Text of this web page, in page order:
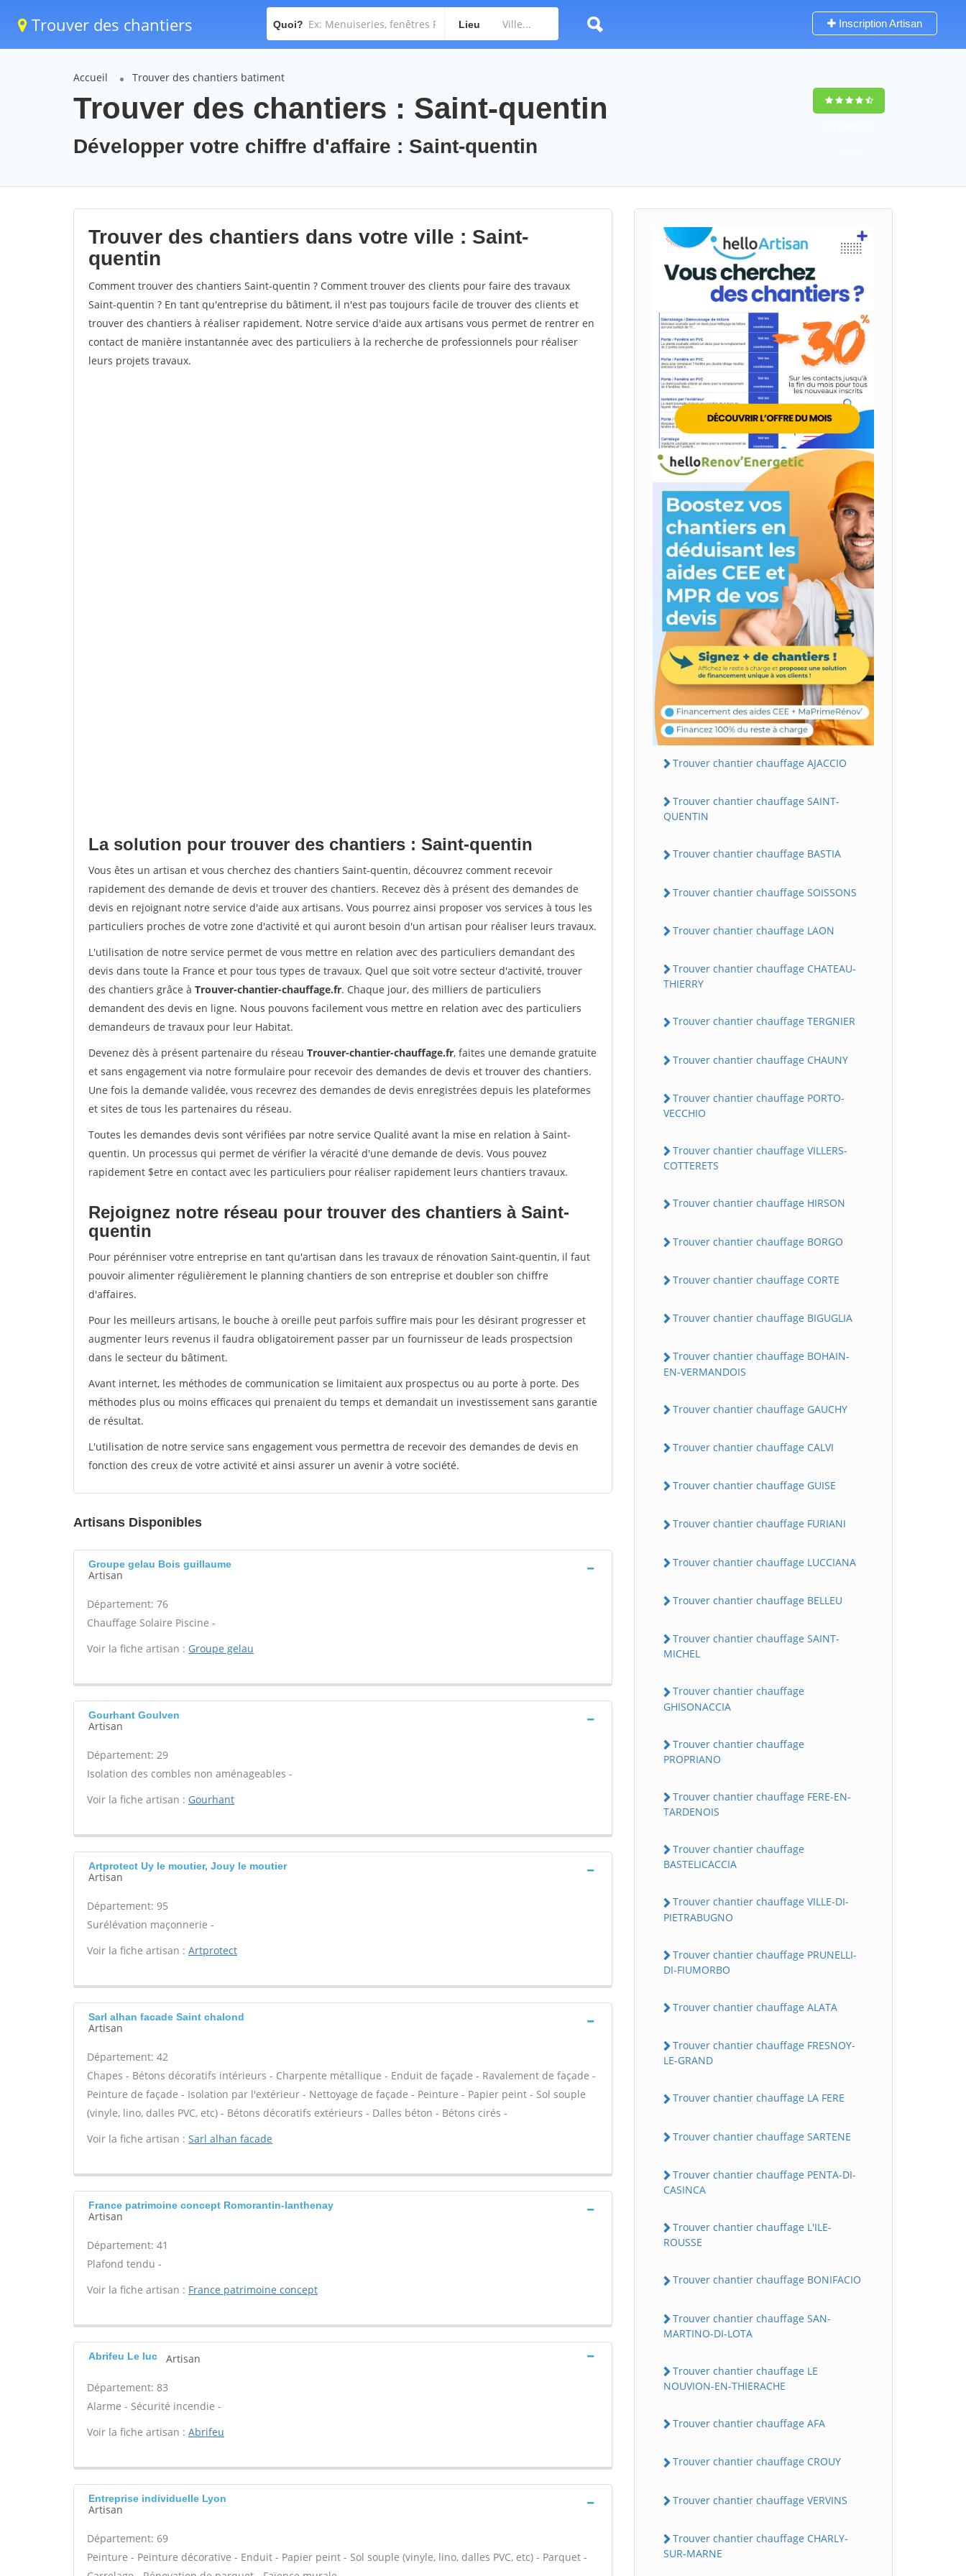
Trouver des chantiers Quoi? Lieu Inscription Artisan
Accueil Trouver des chantiers batiment
Trouver des chantiers : Saint-quentin
Développer votre chiffre d'affaire : Saint-quentin
Trouver des chantiers dans votre ville : Saint-
quentin
Comment trouver des chantiers Saint-quentin ? Comment trouver des clients pour faire des travaux
Saint-quentin ? En tant qu'entreprise du bâtiment, il n'est pas toujours facile de trouver des clients et
trouver des chantiers à réaliser rapidement. Notre service d'aide aux artisans vous permet de rentrer en
contact de manière instantannée avec des particuliers à la recherche de professionnels pour réaliser
leurs projets travaux.
La solution pour trouver des chantiers : Saint-quentin
Vous êtes un artisan et vous cherchez des chantiers Saint-quentin, découvrez comment recevoir
rapidement des demande de devis et trouver des chantiers. Recevez dès à présent des demandes de
devis en rejoignant notre service d'aide aux artisans. Vous pourrez ainsi proposer vos services à tous les
particuliers proches de votre zone d'activité et qui auront besoin d'un artisan pour réaliser leurs travaux.
L'utilisation de notre service permet de vous mettre en relation avec des particuliers demandant des
devis dans toute la France et pour tous types de travaux. Quel que soit votre secteur d'activité, trouver
des chantiers grâce à Trouver-chantier-chauffage.fr. Chaque jour, des milliers de particuliers
demandent des devis en ligne. Nous pouvons facilement vous mettre en relation avec des particuliers
demandeurs de travaux pour leur Habitat.
Devenez dès à présent partenaire du réseau Trouver-chantier-chauffage.fr, faites une demande gratuite
et sans engagement via notre formulaire pour recevoir des demandes de devis et trouver des chantiers.
Une fois la demande validée, vous recevrez des demandes de devis enregistrées depuis les plateformes
et sites de tous les partenaires du réseau.
Toutes les demandes devis sont vérifiées par notre service Qualité avant la mise en relation à Saint-
quentin. Un processus qui permet de vérifier la véracité d'une demande de devis. Vous pouvez
rapidement $etre en contact avec les particuliers pour réaliser rapidement leurs chantiers travaux.
Rejoignez notre réseau pour trouver des chantiers à Saint-
quentin
Pour pérénniser votre entreprise en tant qu'artisan dans les travaux de rénovation Saint-quentin, il faut
pouvoir alimenter régulièrement le planning chantiers de son entreprise et doubler son chiffre
d'affaires.
Pour les meilleurs artisans, le bouche à oreille peut parfois suffire mais pour les désirant progresser et
augmenter leurs revenus il faudra obligatoirement passer par un fournisseur de leads prospectsion
dans le secteur du bâtiment.
Avant internet, les méthodes de communication se limitaient aux prospectus ou au porte à porte. Des
méthodes plus ou moins efficaces qui prenaient du temps et demandait un investissement sans garantie
de résultat.
L'utilisation de notre service sans engagement vous permettra de recevoir des demandes de devis en
fonction des creux de votre activité et ainsi assurer un avenir à votre société.
Artisans Disponibles
Groupe gelau Bois guillaume
Artisan
Département: 76
Chauffage Solaire Piscine -
Voir la fiche artisan : Groupe gelau
Gourhant Goulven
Artisan
Département: 29
Isolation des combles non aménageables -
Voir la fiche artisan : Gourhant
Artprotect Uy le moutier, Jouy le moutier
Artisan
Département: 95
Surélévation maçonnerie -
Voir la fiche artisan : Artprotect
Sarl alhan facade Saint chalond
Artisan
Département: 42
Chapes - Bétons décoratifs intérieurs - Charpente métallique - Enduit de façade - Ravalement de façade -
Peinture de façade - Isolation par l'extérieur - Nettoyage de façade - Peinture - Papier peint - Sol souple
(vinyle, lino, dalles PVC, etc) - Bétons décoratifs extérieurs - Dalles béton - Bétons cirés -
Voir la fiche artisan : Sarl alhan facade
France patrimoine concept Romorantin-lanthenay
Artisan
Département: 41
Plafond tendu -
Voir la fiche artisan : France patrimoine concept
Abrifeu Le luc Artisan
Département: 83
Alarme - Sécurité incendie -
Voir la fiche artisan : Abrifeu
Entreprise individuelle Lyon
Artisan
Département: 69
Peinture - Peinture décorative - Enduit - Papier peint - Sol souple (vinyle, lino, dalles PVC, etc) - Parquet -
Trouver chantier chauffage AJACCIO
Trouver chantier chauffage SAINT-
QUENTIN
Trouver chantier chauffage BASTIA
Trouver chantier chauffage SOISSONS
Trouver chantier chauffage LAON
Trouver chantier chauffage CHATEAU-
THIERRY
Trouver chantier chauffage TERGNIER
Trouver chantier chauffage CHAUNY
Trouver chantier chauffage PORTO-
VECCHIO
Trouver chantier chauffage VILLERS-
COTTERETS
Trouver chantier chauffage HIRSON
Trouver chantier chauffage BORGO
Trouver chantier chauffage CORTE
Trouver chantier chauffage BIGUGLIA
Trouver chantier chauffage BOHAIN-
EN-VERMANDOIS
Trouver chantier chauffage GAUCHY
Trouver chantier chauffage CALVI
Trouver chantier chauffage GUISE
Trouver chantier chauffage FURIANI
Trouver chantier chauffage LUCCIANA
Trouver chantier chauffage BELLEU
Trouver chantier chauffage SAINT-
MICHEL
Trouver chantier chauffage
GHISONACCIA
Trouver chantier chauffage
PROPRIANO
Trouver chantier chauffage FERE-EN-
TARDENOIS
Trouver chantier chauffage
BASTELICACCIA
Trouver chantier chauffage VILLE-DI-
PIETRABUGNO
Trouver chantier chauffage PRUNELLI-
DI-FIUMORBO
Trouver chantier chauffage ALATA
Trouver chantier chauffage FRESNOY-
LE-GRAND
Trouver chantier chauffage LA FERE
Trouver chantier chauffage SARTENE
Trouver chantier chauffage PENTA-DI-
CASINCA
Trouver chantier chauffage L'ILE-
ROUSSE
Trouver chantier chauffage BONIFACIO
Trouver chantier chauffage SAN-
MARTINO-DI-LOTA
Trouver chantier chauffage LE
NOUVION-EN-THIERACHE
Trouver chantier chauffage AFA
Trouver chantier chauffage CROUY
Trouver chantier chauffage VERVINS
Trouver chantier chauffage CHARLY-
SUR-MARNE